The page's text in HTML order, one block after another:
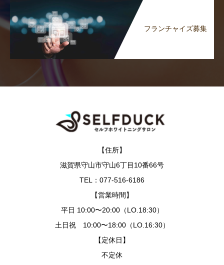
フランチャイズ募集
【住所】
滋賀県守山市守山6丁目10番66号
TEL：077-516-6186
【営業時間】
平日 10:00〜20:00（LO.18:30）
土日祝 10:00〜18:00（LO.16:30）
【定休日】
不定休